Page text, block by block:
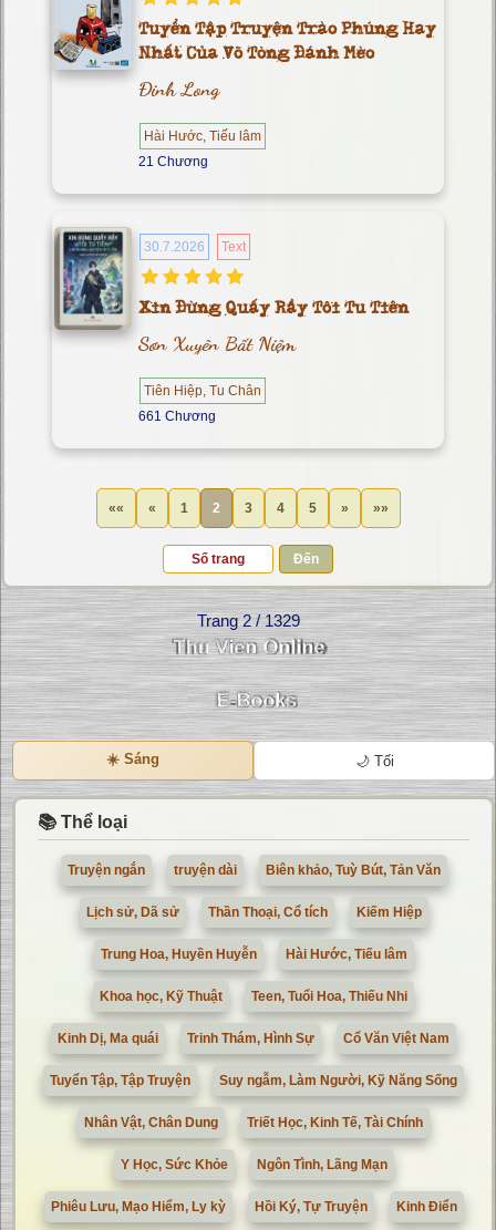
Tuyển Tập Truyện Trào Phúng Hay
Nhất Của Võ Tòng Đánh Mèo
Đinh Long
Hài Hước, Tiếu lâm
21 Chương
30.7.2026 Text
Xin Đừng Quấy Rầy Tôi Tu Tiên
Sơn Xuyên Bất Niệm
Tiên Hiệp, Tu Chân
661 Chương
«« « 1 2 3 4 5 » »»
Đến
Trang 2 / 1329
☀️ Sáng 🌙 Tối
📚 Thể loại
Truyện ngắn truyện dài Biên khảo, Tuỳ Bút, Tản Văn
Lịch sử, Dã sử Thần Thoại, Cổ tích Kiếm Hiệp
Trung Hoa, Huyền Huyễn Hài Hước, Tiếu lâm
Khoa học, Kỹ Thuật Teen, Tuổi Hoa, Thiếu Nhi
Kinh Dị, Ma quái Trinh Thám, Hình Sự Cổ Văn Việt Nam
Tuyển Tập, Tập Truyện Suy ngẫm, Làm Người, Kỹ Năng Sống
Nhân Vật, Chân Dung Triết Học, Kinh Tế, Tài Chính
Y Học, Sức Khỏe Ngôn Tình, Lãng Mạn
Phiêu Lưu, Mạo Hiểm, Ly kỳ Hồi Ký, Tự Truyện Kinh Điển